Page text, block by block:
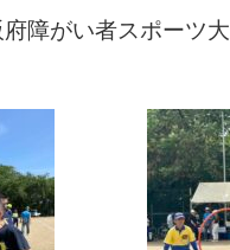
障がい者スポーツ